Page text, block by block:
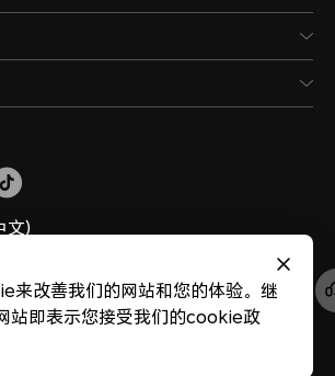
文)
用条款 关于cookies 法律信息 除名查询
端股份有限公司 2020-2026 保留一切权利。
来改善我们的网站和您的体验。继
站即表示您接受我们的cookie政